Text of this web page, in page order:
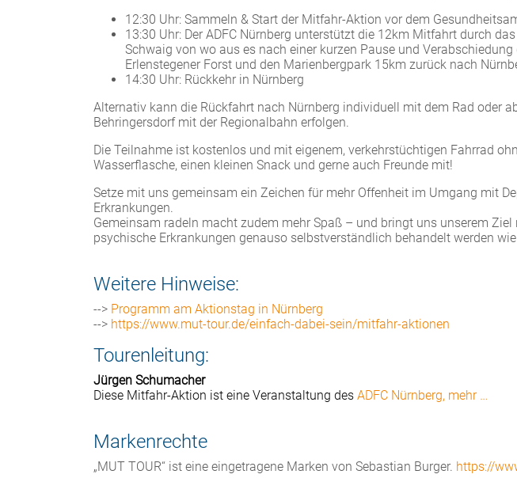
12:30 Uhr: Sammeln & Start der Mitfahr-Aktion vor dem
13:30 Uhr: Der ADFC Nürnberg unterstützt die 12km Mitfahrt durch
Schwaig von wo aus es nach einer kurzen Pause und Verabschiedung
Erlenstegener Forst und den Marienbergpark 15km zurück nach
14:30 Uhr: Rückkehr in Nürnberg
Alternativ kann die Rückfahrt nach Nürnberg individuell mit dem Rad oder
Behringersdorf mit der Regionalbahn erfolgen.
Die Teilnahme ist kostenlos und mit eigenem, verkehrstüchtigen Fahrrad
Wasserflasche, einen kleinen Snack und gerne auch Freunde mit!
Setze mit uns gemeinsam ein Zeichen für mehr Offenheit im Umgang mit
Erkrankungen.
Gemeinsam radeln macht zudem mehr Spaß – und bringt uns unserem Ziel
psychische Erkrankungen genauso selbstverständlich behandelt werden
Weitere Hinweise:
--> Programm am Aktionstag in Nürnberg
--> https://www.mut-tour.de/einfach-dabei-sein/mitfahr-aktionen
Tourenleitung:
Jürgen Schumacher
Diese Mitfahr-Aktion ist eine Veranstaltung des ADFC Nürnberg, mehr …
Markenrechte
„MUT TOUR“ ist eine eingetragene Marken von Sebastian Burger. https://